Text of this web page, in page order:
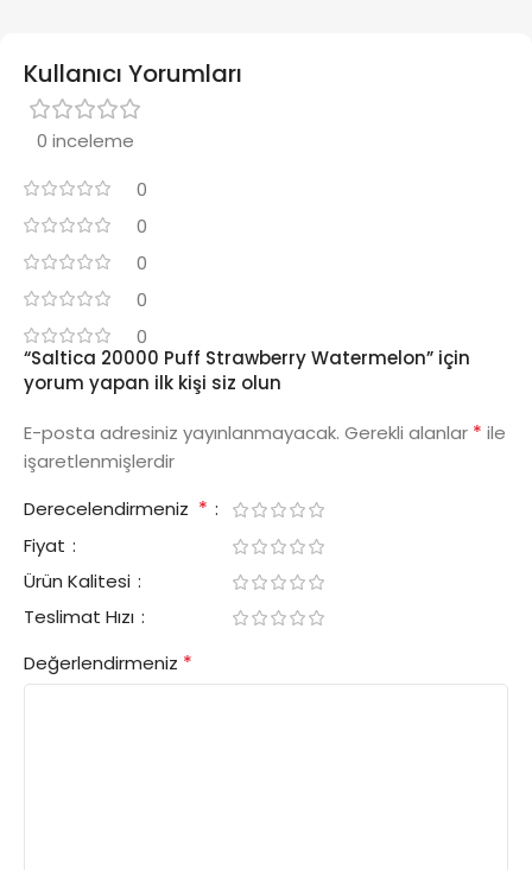
Kullanıcı Yorumları
0 inceleme
0
0
0
0
0
“Saltica 20000 Puff Strawberry Watermelon” için
yorum yapan ilk kişi siz olun
E-posta adresiniz yayınlanmayacak. Gerekli alanlar * ile
işaretlenmişlerdir
Derecelendirmeniz *
Fiyat
Ürün Kalitesi
Teslimat Hızı
Değerlendirmeniz *